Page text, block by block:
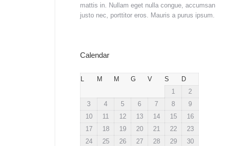
mattis in. Nullam eget nulla congue, accumsan
justo nec, porttitor eros. Mauris a purus ipsum.
Calendar
L M M G V S
D
1
2
3
4 5 6 7 8
9
10
11 12 13 14 15
16
17
18 19 20 21 22
23
24
25 26 27 28 29
30